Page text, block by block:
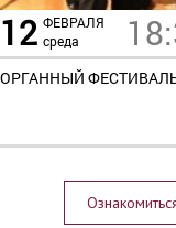
12 ФЕВРАЛЯ
среда
ОРГАННЫЙ